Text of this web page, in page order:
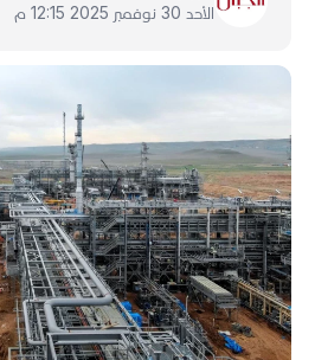
الأحد 30 نوفمبر 2025 12:15 م